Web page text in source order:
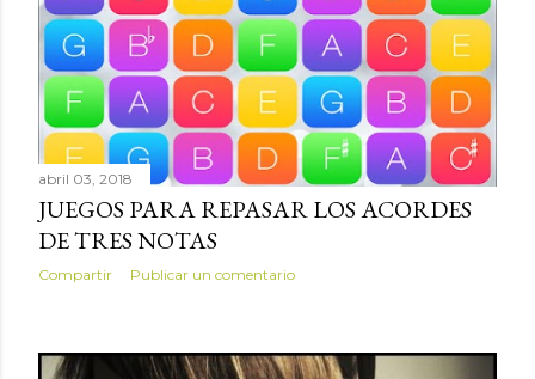
abril 03, 2018
JUEGOS PARA REPASAR LOS ACORDES
DE TRES NOTAS
Compartir Publicar un comentario